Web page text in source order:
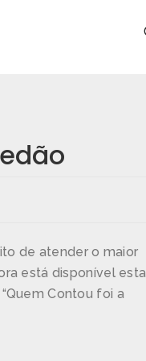
de atender o maior
está disponível esta
Contou foi a